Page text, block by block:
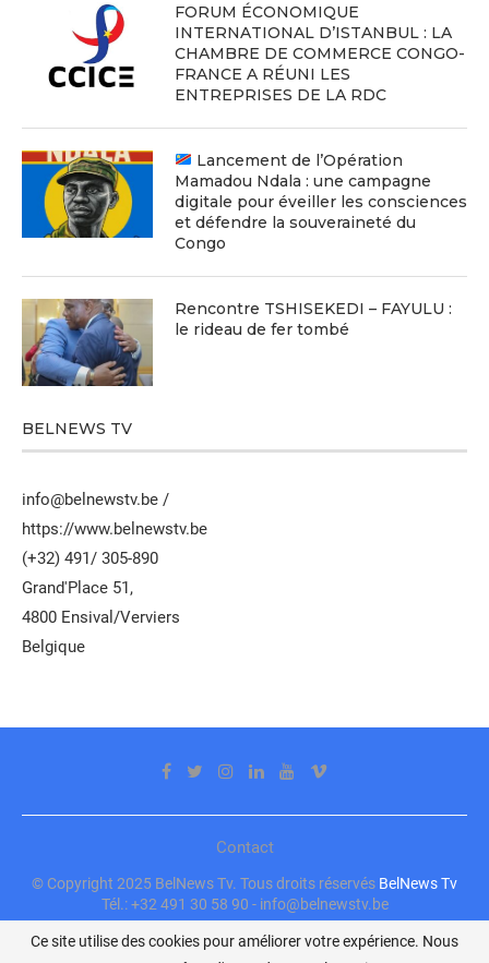
FORUM ÉCONOMIQUE
INTERNATIONAL D’ISTANBUL : LA
CHAMBRE DE COMMERCE CONGO-
FRANCE A RÉUNI LES
ENTREPRISES DE LA RDC
Lancement de l’Opération
Mamadou Ndala : une campagne
digitale pour éveiller les consciences
et défendre la souveraineté du
Congo
Rencontre TSHISEKEDI – FAYULU :
le rideau de fer tombé
BELNEWS TV
info@belnewstv.be /
https://www.belnewstv.be
(+32) 491/ 305-890
Grand'Place 51,
4800 Ensival/Verviers
Belgique
Contact
© Copyright 2025 BelNews Tv. Tous droits réservés BelNews Tv
Tél.: +32 491 30 58 90 - info@belnewstv.be
Ce site utilise des cookies pour améliorer votre expérience. Nous